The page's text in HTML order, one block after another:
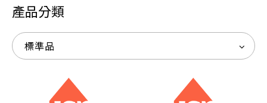
產品分類
標準品
產品資訊
最新消息
檔案下載